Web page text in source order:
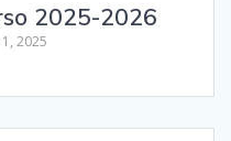
2025-2026
2025